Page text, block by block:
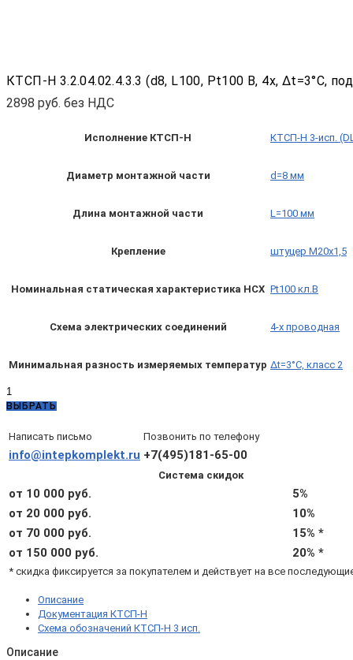
КТСП-Н 3.2.04.02.4.3.3 (d8, L100, Pt100 B, 4х, Δt=3°C,
2898 руб. без НДС
Исполнение КТСП-Н КТСП-Н 3-исп.
Диаметр монтажной части d=8 мм
Длина монтажной части L=100 мм
Крепление штуцер М20х1,5
Номинальная статическая характеристика НСХ Pt100 кл.B
Схема электрических соединений 4-х проводная
Минимальная разность измеряемых температур Δt=3°C, класс 2
Количество
товара
Н
3.2.04.02.4.3.3
(d8,
Pt100
4х,
Δt=3°C,
подвижный
М20х1,5)
ВЫБРАТЬ
Написать письмо Позвонить по телефону
info@intepkomplekt.ru +7(495)181-65-00
Система скидок
от 10 000 руб.
5%
от 20 000 руб.
10%
от 70 000 руб.
15% *
от 150 000 руб.
20% *
* скидка фиксируется за покупателем и действует на все
Описание
Документация КТСП-Н
Схема обозначений КТСП-Н 3 исп.
Описание